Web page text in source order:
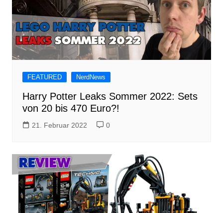
FEATURED NerdNews
Harry Potter Leaks Sommer 2022: Sets
von 20 bis 470 Euro?!
21. Februar 2022 0